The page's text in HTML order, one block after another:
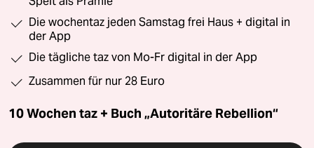
Die wochentaz jeden Samstag frei Haus + digital in
der App
Die tägliche taz von Mo-Fr digital in der App
Zusammen für nur 28 Euro
10 Wochen taz + Buch „Autoritäre Rebellion“